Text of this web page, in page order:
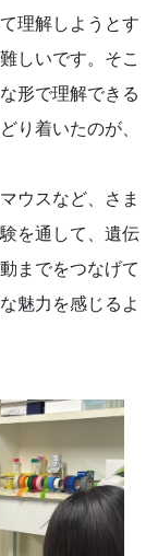
理解しようとす
しいです。そこ
形で理解できる
り着いたのが、
ウスなど、さま
を通して、遺伝
までをつなげて
魅力を感じるよ